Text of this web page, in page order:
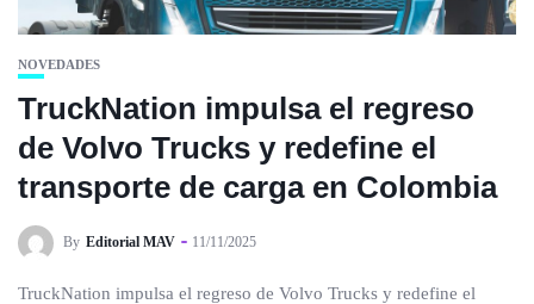
NOVEDADES
TruckNation impulsa el regreso
de Volvo Trucks y redefine el
transporte de carga en Colombia
By Editorial MAV 11/11/2025
TruckNation impulsa el regreso de Volvo Trucks y redefine el